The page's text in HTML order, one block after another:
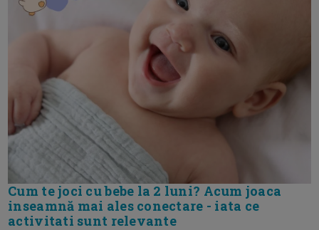
Cum te joci cu bebe la 2 luni? Acum joaca
inseamnă mai ales conectare - iata ce
activitati sunt relevante